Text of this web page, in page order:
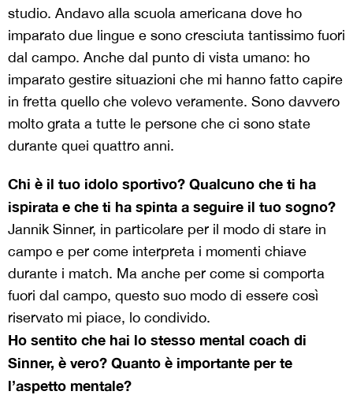
studio. Andavo alla scuola americana dove ho
imparato due lingue e sono cresciuta tantissimo fuori
dal campo. Anche dal punto di vista umano: ho
imparato gestire situazioni che mi hanno fatto capire
in fretta quello che volevo veramente. Sono davvero
molto grata a tutte le persone che ci sono state
durante quei quattro anni.
Chi è il tuo idolo sportivo? Qualcuno che ti ha
ispirata e che ti ha spinta a seguire il tuo sogno?
Jannik Sinner, in particolare per il modo di stare in
campo e per come interpreta i momenti chiave
durante i match. Ma anche per come si comporta
fuori dal campo, questo suo modo di essere così
riservato mi piace, lo condivido.
Ho sentito che hai lo stesso mental coach di
Sinner, è vero? Quanto è importante per te
l’aspetto mentale?